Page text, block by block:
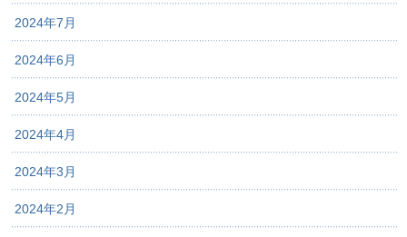
2024年7月
2024年6月
2024年5月
2024年4月
2024年3月
2024年2月